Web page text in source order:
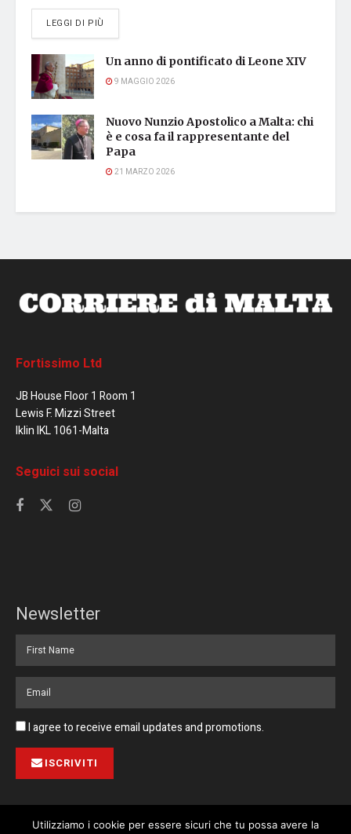
LEGGI DI PIÙ
Un anno di pontificato di Leone XIV
9 MAGGIO 2026
Nuovo Nunzio Apostolico a Malta: chi
è e cosa fa il rappresentante del
Papa
21 MARZO 2026
Fortissimo Ltd
JB House Floor 1 Room 1
Lewis F. Mizzi Street
Iklin IKL 1061-Malta
Seguici sui social
Newsletter
I agree to receive email updates and promotions.
ISCRIVITI
Utilizziamo i cookie per essere sicuri che tu possa avere la